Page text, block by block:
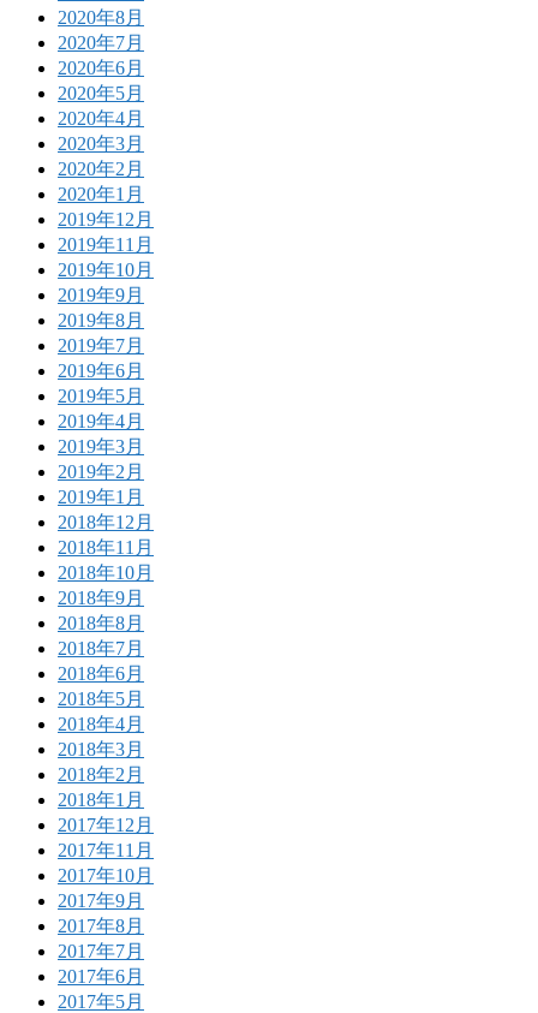
2020年8月
2020年7月
2020年6月
2020年5月
2020年4月
2020年3月
2020年2月
2020年1月
2019年12月
2019年11月
2019年10月
2019年9月
2019年8月
2019年7月
2019年6月
2019年5月
2019年4月
2019年3月
2019年2月
2019年1月
2018年12月
2018年11月
2018年10月
2018年9月
2018年8月
2018年7月
2018年6月
2018年5月
2018年4月
2018年3月
2018年2月
2018年1月
2017年12月
2017年11月
2017年10月
2017年9月
2017年8月
2017年7月
2017年6月
2017年5月